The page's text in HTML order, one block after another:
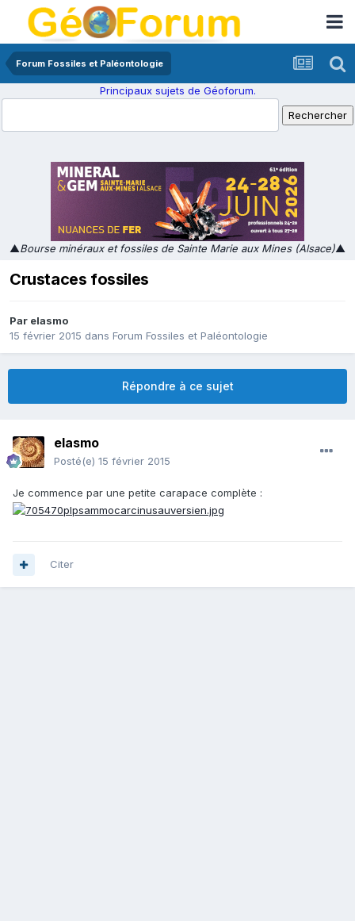
Forum Fossiles et Paléontologie
Principaux sujets de Géoforum.
▲Bourse minéraux et fossiles de Sainte Marie aux Mines (Alsace)▲
Crustaces fossiles
Par elasmo
15 février 2015 dans Forum Fossiles et Paléontologie
Répondre à ce sujet
elasmo
Posté(e) 15 février 2015
Je commence par une petite carapace complète :
Citer